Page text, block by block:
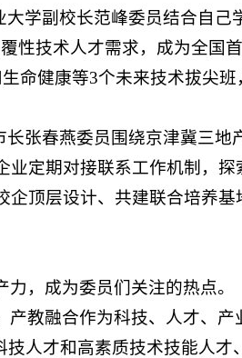
学副校长范峰委员结合自己
性技术人才需求，成为全国首
命健康等3个未来技术拔尖班
张春燕委员围绕京津冀三地
业定期对接联系工作机制，探
企顶层设计、共建联合培养基
，成为委员们关注的热点。
教融合作为科技、人才、产
人才和高素质技术技能人才、